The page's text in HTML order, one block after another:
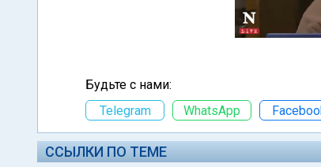
Будьте с нами:
Telegram
WhatsApp
ССЫЛКИ ПО ТЕМЕ